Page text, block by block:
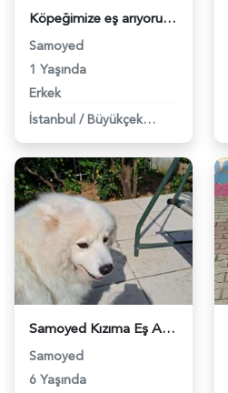
Köpeğimize eş arıyoruz - 118972791
Samoyed
1 Yaşında
Erkek
İstanbul / Büyükçekmece
Samoyed Kızıma Eş Arıyorum - 104
Samoyed
6 Yaşında